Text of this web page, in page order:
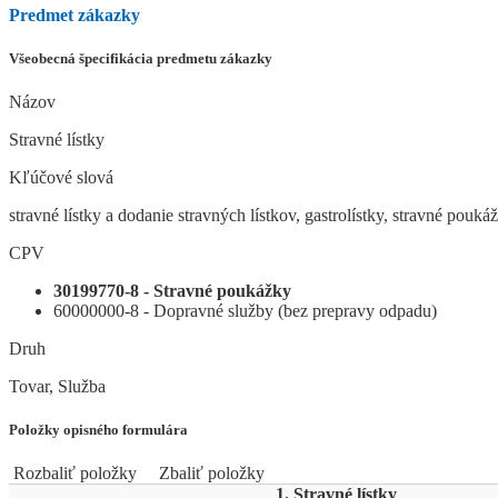
Predmet zákazky
Všeobecná špecifikácia predmetu zákazky
Názov
Stravné lístky
Kľúčové slová
stravné lístky a dodanie stravných lístkov, gastrolístky, stravné
CPV
30199770-8 - Stravné poukážky
60000000-8 - Dopravné služby (bez prepravy odpadu)
Druh
Tovar, Služba
Položky opisného formulára
Rozbaliť položky
Zbaliť položky